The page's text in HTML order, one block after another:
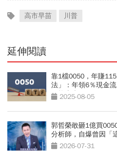
高市早苗 川普
延伸閱讀
靠1檔0050，年賺
法」：年領6％現金
可能賣光」
2025-08-05
郭哲榮敢砸1億買
分析師，自爆曾因「
2026-07-31